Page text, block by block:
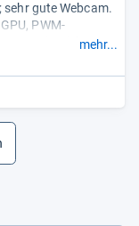
sehr gute Webcam.
PWM-
Garantie; nicht
durch unsere
mehr...